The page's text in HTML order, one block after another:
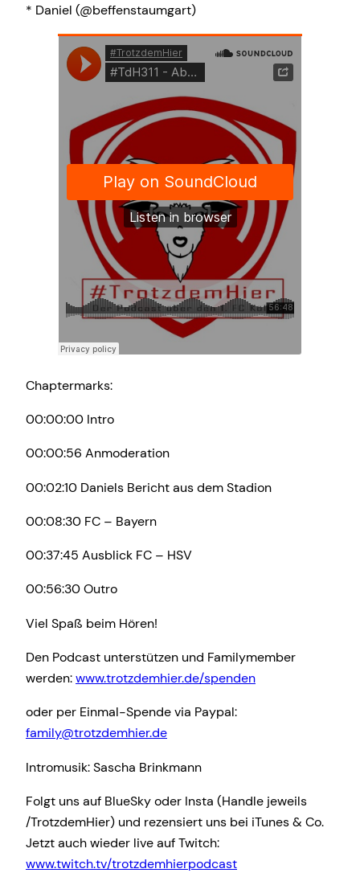
* Daniel (@beffenstaumgart)
Chaptermarks:
00:00:00 Intro
00:00:56 Anmoderation
00:02:10 Daniels Bericht aus dem Stadion
00:08:30 FC – Bayern
00:37:45 Ausblick FC – HSV
00:56:30 Outro
Viel Spaß beim Hören!
Den Podcast unterstützen und Familymember
werden:www.trotzdemhier.de/spenden
oder per Einmal-Spende via Paypal:
family@trotzdemhier.de
Intromusik: Sascha Brinkmann
Folgt uns auf BlueSky oder Insta (Handle jeweils
/TrotzdemHier) und rezensiert uns bei iTunes & Co.
Jetzt auch wieder live auf Twitch:
www.twitch.tv/trotzdemhierpodcast